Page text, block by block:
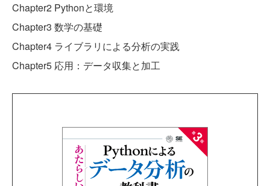
Chapter2 Pythonと環境
Chapter3 数学の基礎
Chapter4 ライブラリによる分析の実践
Chapter5 応用：データ収集と加工